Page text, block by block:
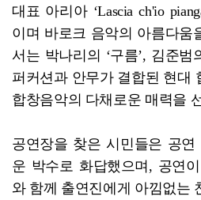
대표 아리아 ‘Lascia ch'io
이며 바로크 음악의 아름다움
서는 박나리의 ‘구름’, 김준범
퍼커션과 안무가 결합된 현대
합창음악의 다채로운 매력을
공연장을 찾은 시민들은 공
운 박수로 화답했으며, 공연
와 함께 출연진에게 아낌없는